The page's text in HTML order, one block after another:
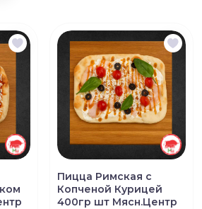
Пицца Римская с
Копченой Курицей
400гр шт Мясн.Центр